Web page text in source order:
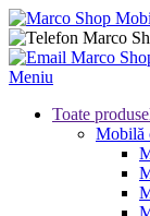
Meniu
Toate
Mobilă